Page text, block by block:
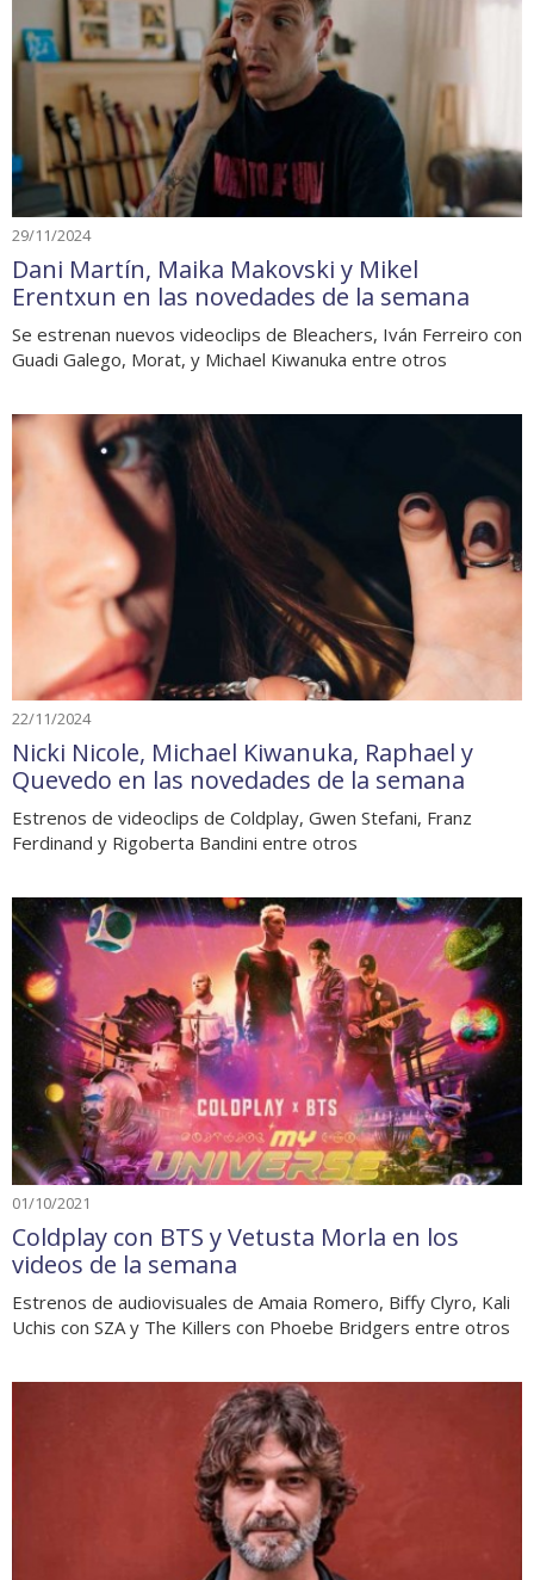
29/11/2024
Dani Martín, Maika Makovski y Mikel
Erentxun en las novedades de la semana
Se estrenan nuevos videoclips de Bleachers, Iván Ferreiro con
Guadi Galego, Morat, y Michael Kiwanuka entre otros
22/11/2024
Nicki Nicole, Michael Kiwanuka, Raphael y
Quevedo en las novedades de la semana
Estrenos de videoclips de Coldplay, Gwen Stefani, Franz
Ferdinand y Rigoberta Bandini entre otros
01/10/2021
Coldplay con BTS y Vetusta Morla en los
videos de la semana
Estrenos de audiovisuales de Amaia Romero, Biffy Clyro, Kali
Uchis con SZA y The Killers con Phoebe Bridgers entre otros